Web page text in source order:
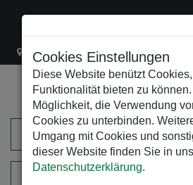
Cookies Einstellungen
Diese Website benützt
Funktionalität bieten zu
Möglichkeit, die Verwendung
Cookies zu unterbinden.
Umgang mit Cookies und
dieser Website finden Sie in
Datenschutzerklärung.
Lacknergasse 78 +43/1/470 37